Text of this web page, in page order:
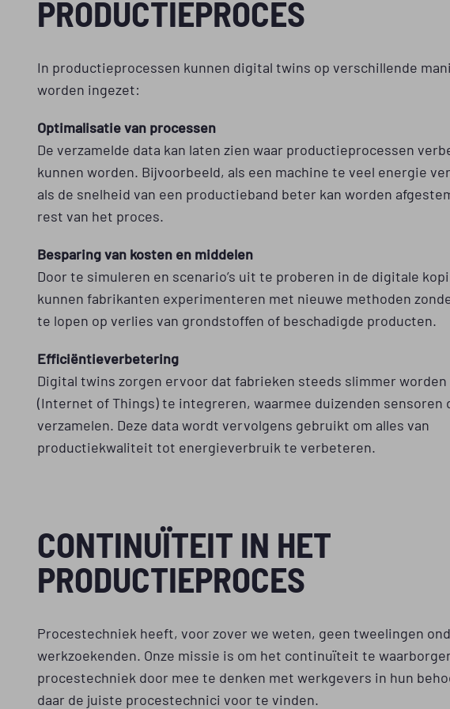
PRODUCTIEPROCES
In productieprocessen kunnen digital twins op verschillende
worden ingezet:
Optimalisatie van processen
De verzamelde data kan laten zien waar productieprocessen
kunnen worden. Bijvoorbeeld, als een machine te veel energie
als de snelheid van een productieband beter kan worden
rest van het proces.
Besparing van kosten en middelen
Door te simuleren en scenario’s uit te proberen in de digitale
kunnen fabrikanten experimenteren met nieuwe methoden
te lopen op verlies van grondstoffen of beschadigde producten.
Efficiëntieverbetering
Digital twins zorgen ervoor dat fabrieken steeds slimmer worden
(Internet of Things) te integreren, waarmee duizenden sensoren
verzamelen. Deze data wordt vervolgens gebruikt om alles van
productiekwaliteit tot energieverbruik te verbeteren.
CONTINUÏTEIT IN HET
PRODUCTIEPROCES
Procestechniek heeft, voor zover we weten, geen tweelingen
werkzoekenden. Onze missie is om het continuïteit te
procestechniek door mee te denken met werkgevers in hun
daar de juiste procestechnici voor te vinden.